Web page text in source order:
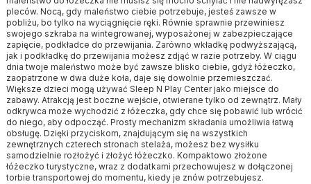
pleców. Nocą, gdy maleństwo ciebie potrzebuje, jesteś zawsze w
pobliżu, bo tylko na wyciągnięcie ręki. Równie sprawnie przewiniesz
swojego szkraba na wintegrowanej, wyposażonej w zabezpieczające
zapięcie, podkładce do przewijania. Zarówno wkładkę podwyższającą,
jak i podkładkę do przewijania możesz zdjąć w razie potrzeby. W ciągu
dnia twoje maleństwo może być zawsze blisko ciebie, gdyż łóżeczko,
zaopatrzone w dwa duże koła, daje się dowolnie przemieszczać.
Większe dzieci mogą używać Sleep N Play Center jako miejsce do
zabawy. Atrakcją jest boczne wejście, otwierane tylko od zewnątrz. Mały
odkrywca może wychodzić z łóżeczka, gdy chce się pobawić lub wrócić
do niego, aby odpocząć. Prosty mechanizm składania umożliwia łatwą
obsługę. Dzięki przyciskom, znajdującym się na wszystkich
zewnętrznych czterech stronach stelaża, możesz bez wysiłku
samodzielnie rozłożyć i złożyć łóżeczko. Kompaktowo złożone
łóżeczko turystyczne, wraz z dodatkami przechowujesz w dołączonej
torbie transportowej do momentu, kiedy je znów potrzebujesz.